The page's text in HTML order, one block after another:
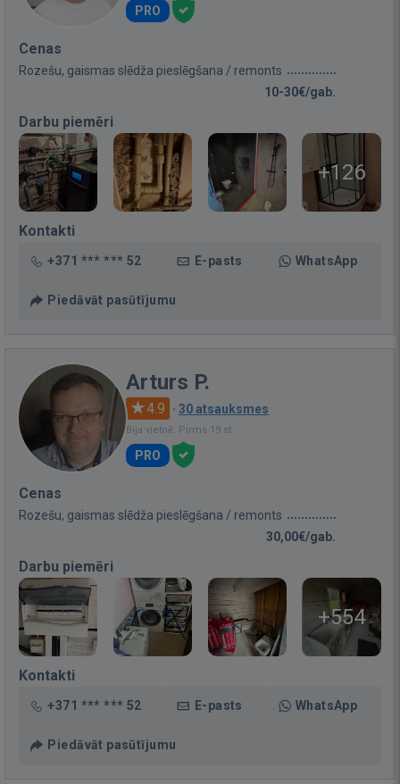
PRO
Cenas
Rozešu, gaismas slēdža pieslēgšana / remonts
10-30€/gab.
Darbu piemēri
+126
Kontakti
+371 *** *** 52 E-pasts WhatsApp
Piedāvāt pasūtījumu
Arturs P.
4.9 · 30 atsauksmes
Bija vietnē: Pirms 19 st.
PRO
Cenas
Rozešu, gaismas slēdža pieslēgšana / remonts
30,00€/gab.
Darbu piemēri
+554
Kontakti
+371 *** *** 52 E-pasts WhatsApp
Piedāvāt pasūtījumu